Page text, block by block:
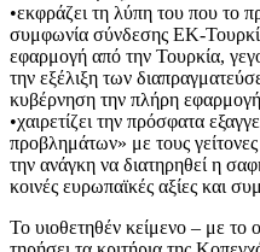
•εκφράζει τη λύπη του που το
συμφωνία σύνδεσης ΕΚ-
εφαρμογή από την Τουρκία,
την εξέλιξη των
κυβέρνηση την πλήρη
•χαιρετίζει την πρόσφατα
προβλημάτων» με τους
την ανάγκη να διατηρηθεί η
κοινές ευρωπαϊκές αξίες και
Το υιοθετηθέν κείμενο – με το